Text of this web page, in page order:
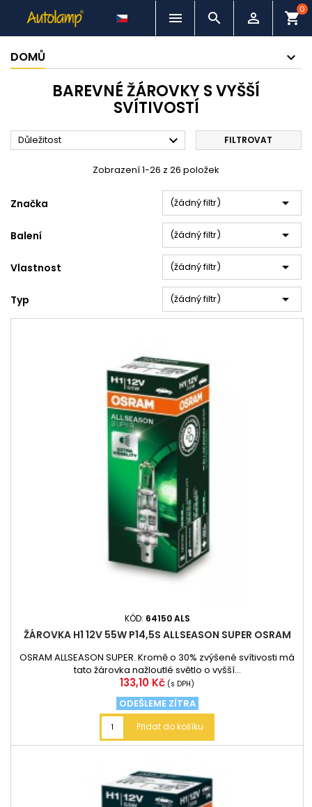
   shopping_cart
0
DOMŮ
BAREVNÉ ŽÁROVKY S VYŠŠÍ
SVÍTIVOSTÍ
Důležitost  FILTROVAT
Zobrazení 1-26 z 26 položek
Značka (žádný filtr) 
Balení (žádný filtr) 
Vlastnost (žádný filtr) 
Typ (žádný filtr) 
KÓD: 64150 ALS
ŽÁROVKA H1 12V 55W P14,5S ALLSEASON SUPER OSRAM
OSRAM ALLSEASON SUPER. Kromě o 30% zvýšené svítivosti má
tato žárovka nažloutlé světlo o vyšší...
Cena
133,10 Kč (s DPH)
ODEŠLEME ZÍTRA
Přidat do košíku